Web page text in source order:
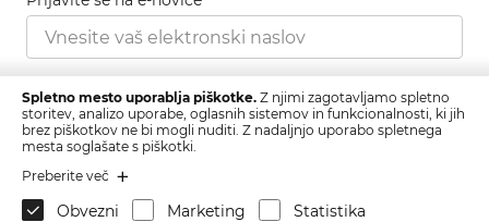
Strinjam se s pravilnikom zasebnosti, ki ga najdete
tukaj.
Spletno mesto uporablja piškotke. Z njimi zagotavljamo spletno
storitev, analizo uporabe, oglasnih sistemov in funkcionalnosti, ki jih
brez piškotkov ne bi mogli nuditi. Z nadaljnjo uporabo spletnega
mesta soglašate s piškotki.
Preberite več
Obvezni Marketing Statistika